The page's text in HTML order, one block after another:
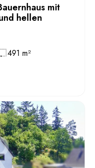
mit
hellen
491 m²